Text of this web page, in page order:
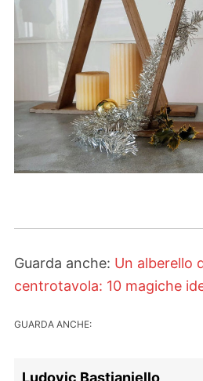
Guarda anche: Un alberello
centrotavola: 10 magiche
GUARDA ANCHE:
Ludovic Bastianiello